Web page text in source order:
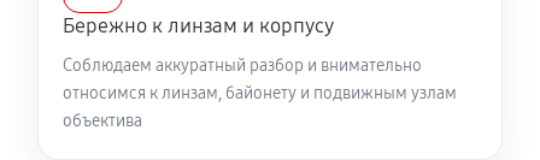
Бережно к линзам и корпусу
Соблюдаем аккуратный разбор и внимательно
относимся к линзам, байонету и подвижным узлам
объектива